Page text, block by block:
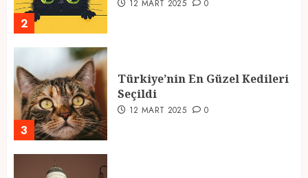
2
12 MART 2025 0
3
Türkiye’nin En Güzel Kedileri
Seçildi
12 MART 2025 0